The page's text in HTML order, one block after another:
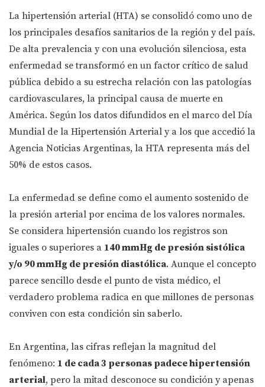
La hipertensión arterial (HTA) se consolidó como uno de
los principales desafíos sanitarios de la región y del país.
De alta prevalencia y con una evolución silenciosa, esta
enfermedad se transformó en un factor crítico de salud
pública debido a su estrecha relación con las patologías
cardiovasculares, la principal causa de muerte en
América. Según los datos difundidos en el marco del Día
Mundial de la Hipertensión Arterial y a los que accedió la
Agencia Noticias Argentinas, la HTA representa más del
50% de estos casos.
La enfermedad se define como el aumento sostenido de
la presión arterial por encima de los valores normales.
Se considera hipertensión cuando los registros son
iguales o superiores a 140 mmHg de presión sistólica
y/o 90 mmHg de presión diastólica. Aunque el concepto
parece sencillo desde el punto de vista médico, el
verdadero problema radica en que millones de personas
conviven con esta condición sin saberlo.
En Argentina, las cifras reflejan la magnitud del
fenómeno: 1 de cada 3 personas padece hipertensión
arterial, pero la mitad desconoce su condición y apenas